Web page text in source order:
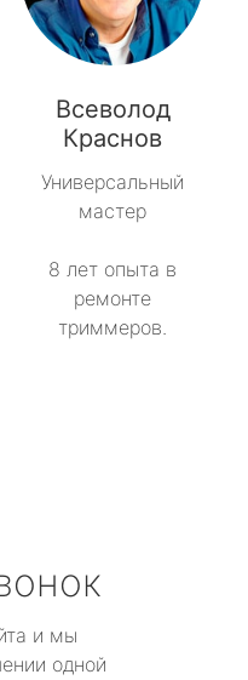
Всеволод
Краснов
Универсальный
мастер
8 лет опыта в
ремонте
триммеров.
и мы
одной